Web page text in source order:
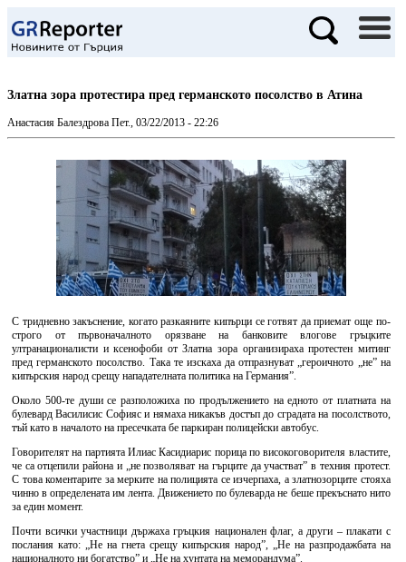
Златна зора протестира пред германското посолство в Атина
Анастасия Балездрова Пет., 03/22/2013 - 22:26
С тридневно закъснение, когато разкаяните кипърци се готвят да приемат още по-
строго от първоначалното орязване на банковите влогове гръцките
ултранационалисти и ксенофоби от Златна зора организираха протестен митинг
пред германското посолство. Така те изскаха да отпразнуват „героичното „не” на
кипърския народ срещу нападателната политика на Германия”.
Около 500-те души се разположиха по продължението на едното от платната на
булевард Василисис Софияс и нямаха никакъв достъп до сградата на посолството,
тъй като в началото на пресечката бе паркиран полицейски автобус.
Говорителят на партията Илиас Касидиарис порица по високоговорителя властите,
че са отцепили района и „не позволяват на гърците да участват” в техния протест.
С това коментарите за мерките на полицията се изчерпаха, а златнозорците стояха
чинно в определената им лента. Движението по булеварда не беше прекъснато нито
за един момент.
Почти всички участници държаха гръцкия национален флаг, а други – плакати с
послания като: „Не на гнета срещу кипърския народ”, „Не на разпродажбата на
националното ни богатство” и „Не на хунтата на меморандума”.